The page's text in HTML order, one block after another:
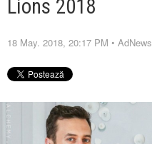
Lions 2018
18 May. 2018, 20:17 PM • AdNews